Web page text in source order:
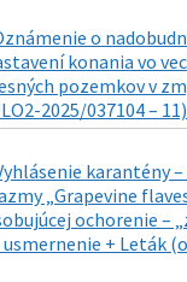
o
konania vo
pozemkov v
2025/037104 –
karantény
„Grapevine
ochorenie –
+ Leták